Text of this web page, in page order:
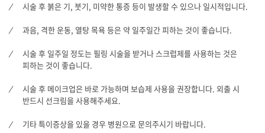
시술 후 붉은 기, 붓기, 미약한 통증 등이 발생할 수 있으나 일시적입니다.
과음, 격한 운동, 열탕 목욕 등은 약 일주일간 피하는 것이 좋습니다.
시술 후 일주일 정도는 필링 시술을 받거나 스크럽제를 사용하는 것은
피하는 것이 좋습니다.
시술 후 메이크업은 바로 가능하며 보습제 사용을 권장합니다. 외출 시
반드시 선크림을 사용해주세요.
기타 특이증상을 있을 경우 병원으로 문의주시기 바랍니다.